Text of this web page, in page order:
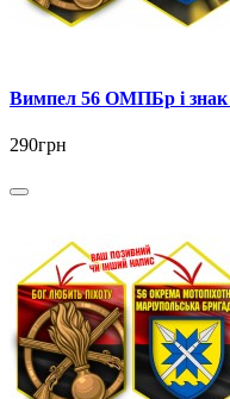
Вимпел 56 ОМПБр і знак
290грн